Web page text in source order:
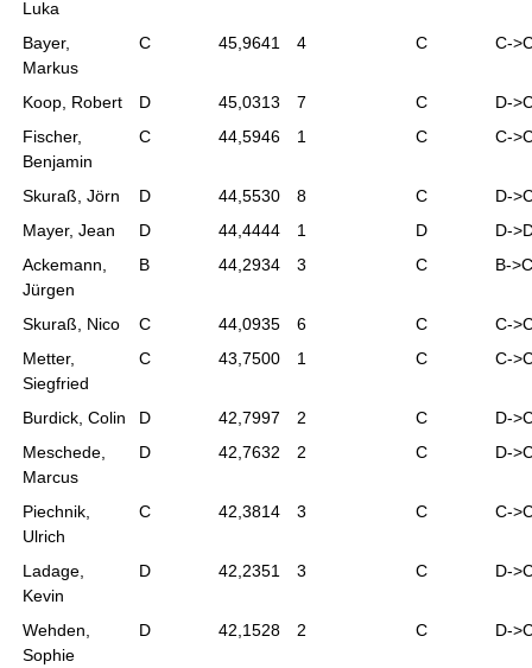
Luka
Bayer,
Markus
C 45,9641 4 C C-
Koop, Robert D 45,0313 7 C
D-
Fischer,
Benjamin
C 44,5946 1 C C-
Skuraß, Jörn D 44,5530 8 C
D-
Mayer, Jean
D 44,4444 1 D
D-
Ackemann,
Jürgen
B 44,2934 3 C B->C
Skuraß, Nico C 44,0935 6 C
C-
Metter,
Siegfried
C 43,7500 1 C C-
Burdick, Colin D 42,7997 2 C
D-
Meschede,
Marcus
D 42,7632 2 C D-
Piechnik,
Ulrich
C 42,3814 3 C C-
Ladage,
Kevin
D 42,2351 3 C D-
Wehden,
Sophie
D 42,1528 2 C D-